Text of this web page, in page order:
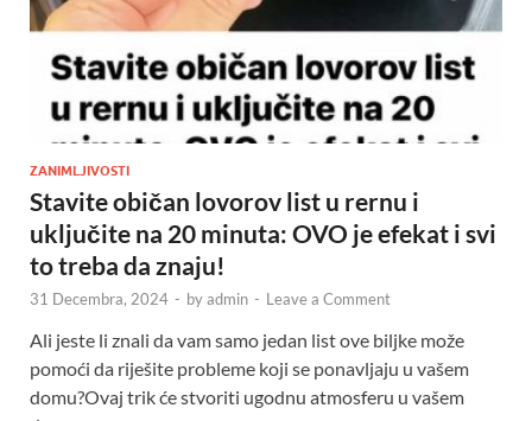
ZANIMLJIVOSTI
Stavite običan lovorov list u rernu i
uključite na 20 minuta: OVO je efekat i svi
to treba da znaju!
31 Decembra, 2024 - byadmin - Leave a Comment
Ali jeste li znali da vam samo jedan list ove biljke može
pomoći da riješite probleme koji se ponavljaju u vašem
domu?Ovaj trik će stvoriti ugodnu atmosferu u vašem